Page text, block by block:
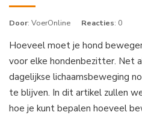
Door: VoerOnline Reacties: 0
Hoeveel moet je hond
voor elke hondenbezitter. Net
dagelijkse lichaamsbeweging
te blijven. In dit artikel zullen
hoe je kunt bepalen hoeveel